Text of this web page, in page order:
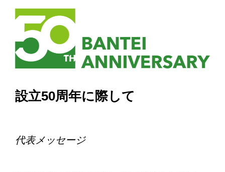
設立50周年に際して
代表メッセージ